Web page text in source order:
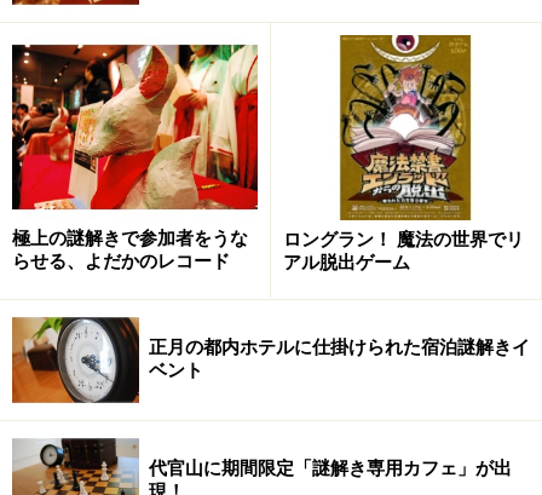
極上の謎解きで参加者をうな
らせる、よだかのレコード
ロングラン！ 魔法の世界でリ
アル脱出ゲーム
正月の都内ホテルに仕掛けられた宿泊謎解きイ
ベント
代官山に期間限定「謎解き専用カフェ」が出